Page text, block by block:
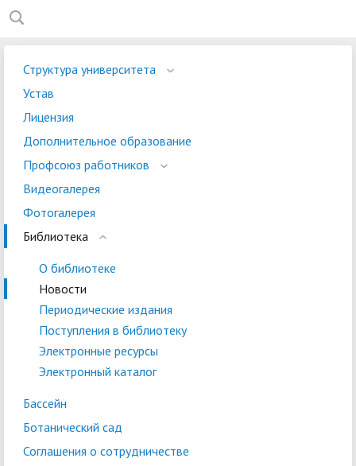
Структура университета
Устав
Лицензия
Дополнительное образование
Профсоюз работников
Видеогалерея
Фотогалерея
Библиотека
О библиотеке
Новости
Периодические издания
Поступления в библиотеку
Электронные ресурсы
Электронный каталог
Бассейн
Ботанический сад
Соглашения о сотрудничестве